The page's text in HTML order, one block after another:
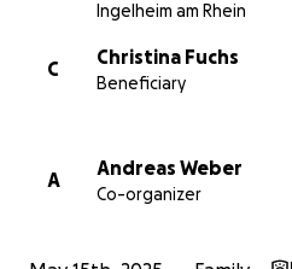
Ingelheim am Rhein
C
Christina Fuchs
Beneficiary
A
Andreas Weber
Co-organizer